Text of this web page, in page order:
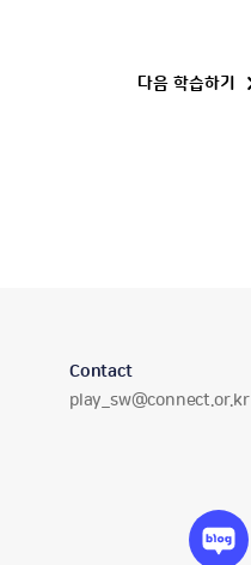
다음 학습하기
Contact
이
play_sw@connect.or.kr
소
프